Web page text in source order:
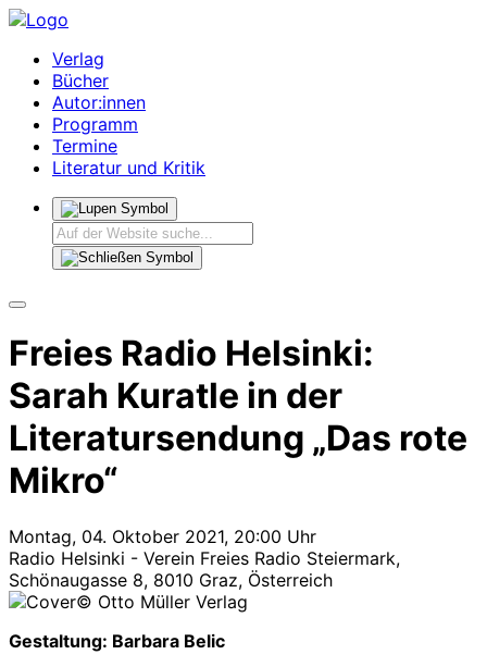
Verlag
Bücher
Autor:innen
Programm
Termine
Literatur und Kritik
Freies Radio Helsinki:
Sarah Kuratle in der
Literatursendung „Das rote
Mikro“
Montag, 04. Oktober 2021, 20:00 Uhr
Radio Helsinki - Verein Freies Radio Steiermark,
Schönaugasse 8, 8010 Graz, Österreich
© Otto Müller Verlag
Gestaltung: Barbara Belic